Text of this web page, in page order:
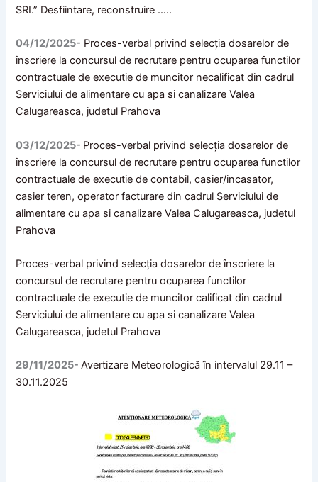
SRI.” Desfiintare, reconstruire …..
04/12/2025- Proces-verbal privind selecţia dosarelor de
înscriere la concursul de recrutare pentru ocuparea functilor
contractuale de executie de muncitor necalificat din cadrul
Serviciului de alimentare cu apa si canalizare Valea
Calugareasca, judetul Prahova
03/12/2025- Proces-verbal privind selecţia dosarelor de
înscriere la concursul de recrutare pentru ocuparea functilor
contractuale de executie de contabil, casier/incasator,
casier teren, operator facturare din cadrul Serviciului de
alimentare cu apa si canalizare Valea Calugareasca, judetul
Prahova
Proces-verbal privind selecţia dosarelor de înscriere la
concursul de recrutare pentru ocuparea functilor
contractuale de executie de muncitor calificat din cadrul
Serviciului de alimentare cu apa si canalizare Valea
Calugareasca, judetul Prahova
29/11/2025-Avertizare Meteorologică în intervalul 29.11 –
30.11.2025